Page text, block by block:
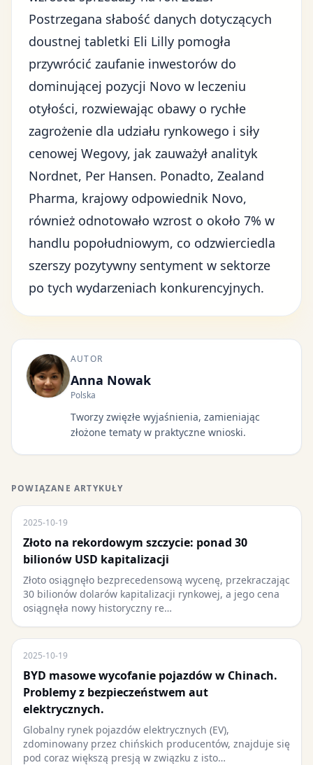
Postrzegana słabość danych dotyczących
doustnej tabletki Eli Lilly pomogła
przywrócić zaufanie inwestorów do
dominującej pozycji Novo w leczeniu
otyłości, rozwiewając obawy o rychłe
zagrożenie dla udziału rynkowego i siły
cenowej Wegovy, jak zauważył analityk
Nordnet, Per Hansen. Ponadto, Zealand
Pharma, krajowy odpowiednik Novo,
również odnotowało wzrost o około 7% w
handlu popołudniowym, co odzwierciedla
szerszy pozytywny sentyment w sektorze
po tych wydarzeniach konkurencyjnych.
AUTOR
Anna Nowak
Polska
Tworzy zwięzłe wyjaśnienia, zamieniając
złożone tematy w praktyczne wnioski.
POWIĄZANE ARTYKUŁY
2025-10-19
Złoto na rekordowym szczycie: ponad 30
bilionów USD kapitalizacji
Złoto osiągnęło bezprecedensową wycenę, przekraczając
30 bilionów dolarów kapitalizacji rynkowej, a jego cena
osiągnęła nowy historyczny re…
2025-10-19
BYD masowe wycofanie pojazdów w Chinach.
Problemy z bezpieczeństwem aut
elektrycznych.
Globalny rynek pojazdów elektrycznych (EV),
zdominowany przez chińskich producentów, znajduje się
pod coraz większą presją w związku z isto…